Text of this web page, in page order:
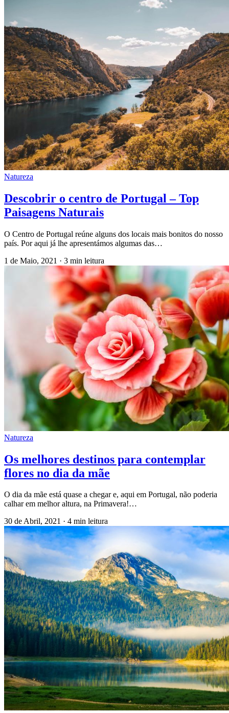
Natureza
Descobrir o centro de Portugal – Top
Paisagens Naturais
O Centro de Portugal reúne alguns dos locais mais bonitos do nosso
país. Por aqui já lhe apresentámos algumas das…
1 de Maio, 2021 · 3 min leitura
Natureza
Os melhores destinos para contemplar
flores no dia da mãe
O dia da mãe está quase a chegar e, aqui em Portugal, não poderia
calhar em melhor altura, na Primavera!…
30 de Abril, 2021 · 4 min leitura